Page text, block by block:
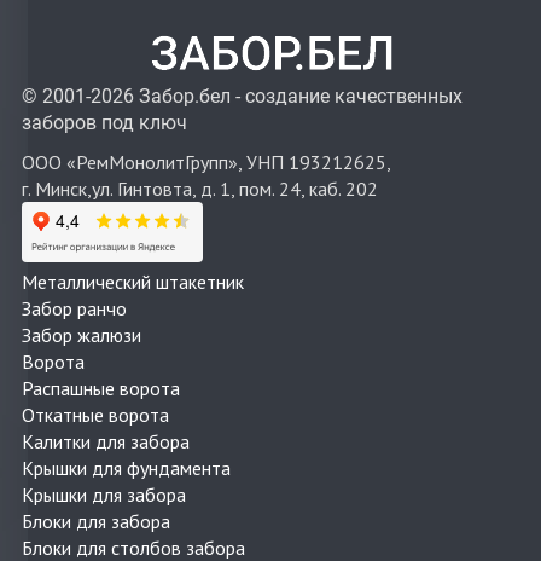
© 2001-2026 Забор.бел - создание качественных
заборов под ключ
ООО «РемМонолитГрупп», УНП 193212625,
г. Минск,ул. Гинтовта, д. 1, пом. 24, каб. 202
Металлический штакетник
Забор ранчо
Забор жалюзи
Ворота
Распашные ворота
Откатные ворота
Калитки для забора
Крышки для фундамента
Крышки для забора
Блоки для забора
Блоки для столбов забора